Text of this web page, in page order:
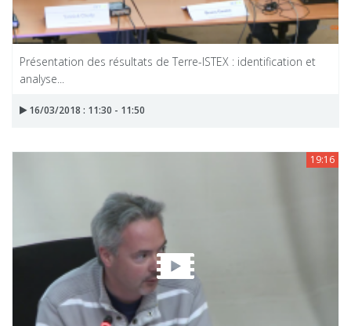
Présentation des résultats de Terre-ISTEX : identification et
analyse...
16/03/2018 : 11:30 - 11:50
19:16